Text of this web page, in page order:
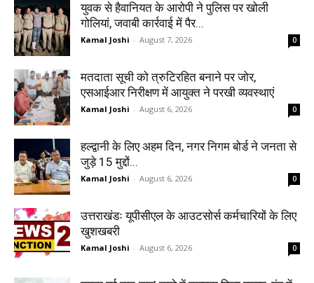
युवक से हैवानियत के आरोपी ने पुलिस पर खोली
गोलियां, जवाबी कार्रवाई में पैर...
Kamal Joshi - August 7, 2026 0
मतदाता सूची को त्रुटिरहित बनाने पर जोर,
एसआईआर निरीक्षण में आयुक्त ने परखी व्यवस्थाएं
Kamal Joshi - August 6, 2026 0
हल्द्वानी के लिए अहम दिन, नगर निगम बोर्ड ने जनता से
जुड़े 15 मुद्दों...
Kamal Joshi - August 6, 2026 0
उत्तराखंडः यूपीसीएल के आउटसोर्स कर्मचारियों के लिए
खुशखबरी
Kamal Joshi - August 6, 2026 0